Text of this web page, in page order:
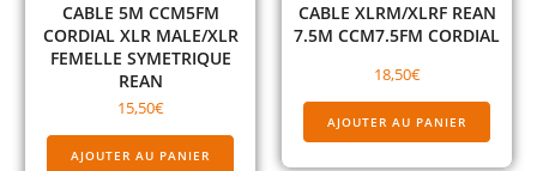
CABLE 5M CCM5FM
CORDIAL XLR MALE/XLR
FEMELLE SYMETRIQUE
REAN
15,50€
AJOUTER AU PANIER
CABLE XLRM/XLRF REAN
7.5M CCM7.5FM CORDIAL
18,50€
AJOUTER AU PANIER